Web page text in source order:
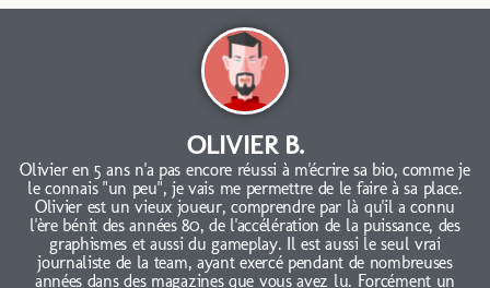
OLIVIER B.
Olivier en 5 ans n'a pas encore réussi à m'écrire sa bio, comme je
le connais "un peu", je vais me permettre de le faire à sa place.
Olivier est un vieux joueur, comprendre par là qu'il a connu
l'ère bénit des années 80, de l'accélération de la puissance, des
graphismes et aussi du gameplay. Il est aussi le seul vrai
journaliste de la team, ayant exercé pendant de nombreuses
années dans des magazines que vous avez lu. Forcément un